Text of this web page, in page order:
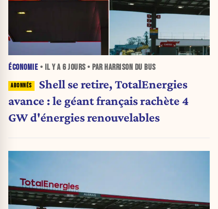
ÉCONOMIE • IL Y A 6 JOURS• PAR HARRISON DU BUS
Shell se retire, TotalEnergies
avance : le géant français rachète 4
GW d'énergies renouvelables